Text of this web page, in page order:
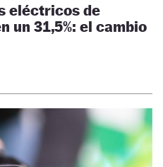
eléctricos de
un 31,5%: el cambio